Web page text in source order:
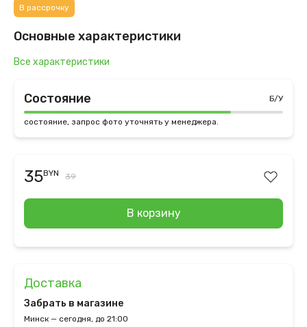
В рассрочку
Основные характеристики
Все характеристики
Состояние Б/У
состояние, запрос фото уточнять у менеджера.
35BYN 39
В корзину
Доставка
Забрать в магазине
Минск — сегодня, до 21:00